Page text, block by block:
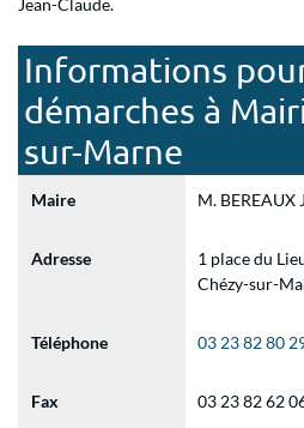
Jean-Claude.
Informations
démarches à
sur-Marne
Maire M. BEREAUX
Adresse
1 place du
Chézy-sur-
Téléphone 03 23 82 80
Fax 03 23 82 62